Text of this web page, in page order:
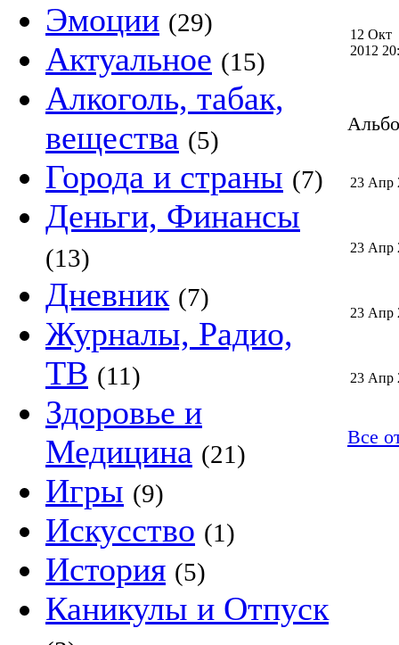
Эмоции (29)
Актуальное (15)
Алкоголь, табак,
вещества (5)
Города и страны (7)
Деньги, Финансы
(13)
Дневник (7)
Журналы, Радио,
ТВ (11)
Здоровье и
Медицина (21)
Игры (9)
Искусство (1)
История (5)
Каникулы и Отпуск
12 Окт
2012
23 Апр
23 Апр
23 Апр
23 Апр
Все